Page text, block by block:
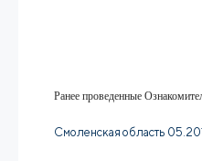
Ранее проведенные
Смоленская область